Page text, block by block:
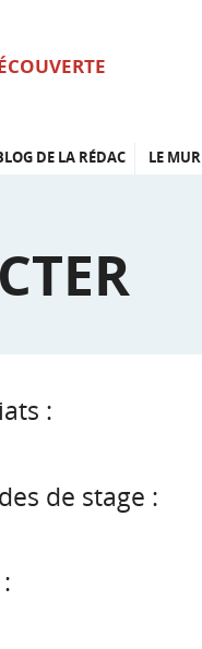
DE LA RÉDAC LE MUR
:
de stage :